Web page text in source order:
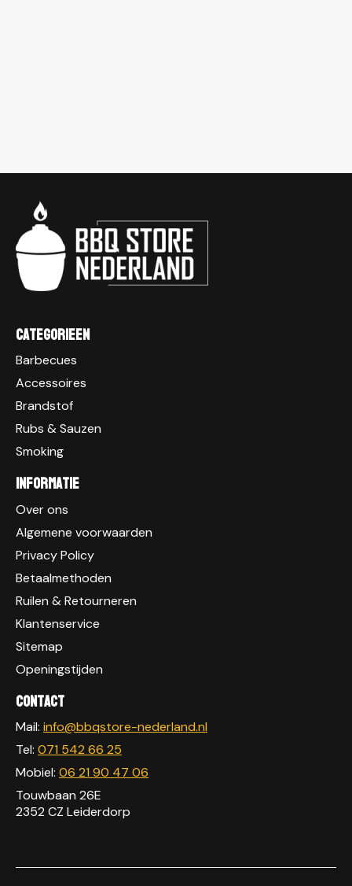
Categorieen
Barbecues
Accessoires
Brandstof
Rubs & Sauzen
Smoking
Informatie
Over ons
Algemene voorwaarden
Privacy Policy
Betaalmethoden
Ruilen & Retourneren
Klantenservice
Sitemap
Openingstijden
Contact
Mail: info@bbqstore-nederland.nl
Tel: 071 542 66 25
Mobiel: 06 21 90 47 06
Touwbaan 26E
2352 CZ Leiderdorp